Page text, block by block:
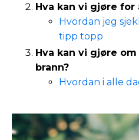
Hva kan vi gjøre for
Hvordan jeg
tipp topp
Hva kan vi gjøre
brann?
Hvordan i alle